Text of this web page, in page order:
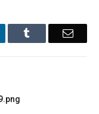
Email